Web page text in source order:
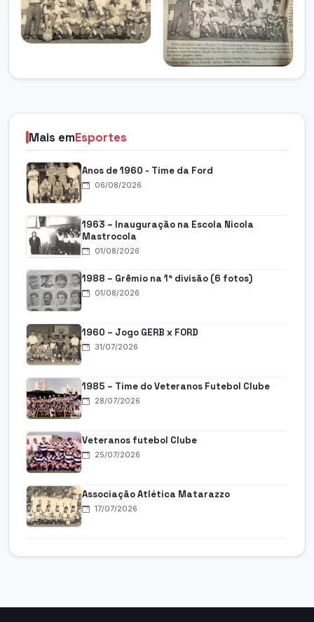
Mais emEsportes
Anos de 1960 - Time da Ford
06/08/2026
1963 – Inauguração na Escola Nicola
Mastrocola
01/08/2026
1988 – Grêmio na 1ª divisão (6 fotos)
01/08/2026
1960 – Jogo GERB x FORD
31/07/2026
1985 – Time do Veteranos Futebol Clube
28/07/2026
Veteranos futebol Clube
25/07/2026
Associação Atlética Matarazzo
17/07/2026